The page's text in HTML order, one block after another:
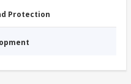
Protection